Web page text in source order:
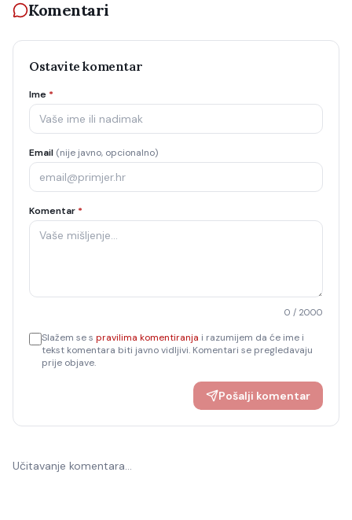
Komentari
Ostavite komentar
Ime *
Email (nije javno, opcionalno)
Komentar *
0 / 2000
Slažem se s pravilima komentiranja i razumijem da će ime i
tekst komentara biti javno vidljivi. Komentari se pregledavaju
prije objave.
Pošalji komentar
Učitavanje komentara…